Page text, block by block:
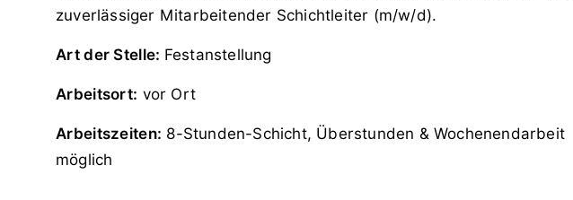
zuverlässiger Mitarbeitender Schichtleiter (m/w/d).
Art der Stelle: Festanstellung
Arbeitsort: vor Ort
Arbeitszeiten: 8-Stunden-Schicht, Überstunden & Wochenendarbeit
möglich